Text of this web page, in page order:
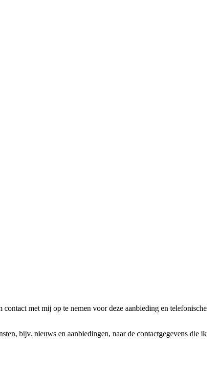
met mij op te nemen voor deze aanbieding en telefonische
bijv. nieuws en aanbiedingen, naar de contactgegevens die ik